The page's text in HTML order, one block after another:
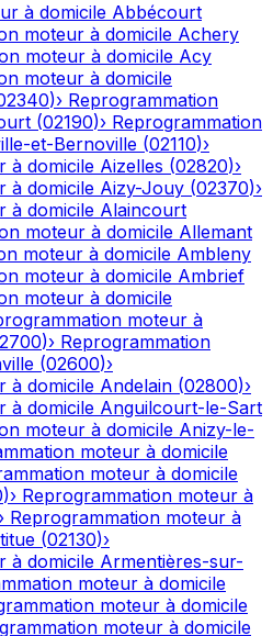
à domicile Abbécourt
moteur à domicile Achery
moteur à domicile Acy
moteur à domicile
)› Reprogrammation
(02190)› Reprogrammation
et-Bernoville (02110)›
à domicile Aizelles (02820)›
à domicile Aizy-Jouy (02370)›
à domicile Alaincourt
moteur à domicile Allemant
moteur à domicile Ambleny
moteur à domicile Ambrief
moteur à domicile
moteur à
)› Reprogrammation
(02600)›
à domicile Andelain (02800)›
à domicile Anguilcourt-le-Sart
moteur à domicile Anizy-le-
moteur à domicile
moteur à domicile
)› Reprogrammation moteur à
› Reprogrammation moteur à
(02130)›
à domicile Armentières-sur-
moteur à domicile
moteur à domicile
moteur à domicile